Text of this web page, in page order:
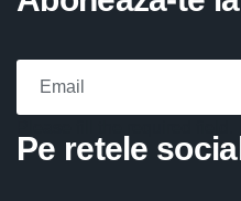
Pe retele